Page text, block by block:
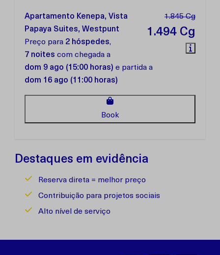
1.845 Cg
1.494 Cg
Apartamento Kenepa, Vista
Papaya Suites, Westpunt
Preço para 2 hóspedes,
7 noites com chegada a
dom 9 ago (15:00 horas) e partida a
dom 16 ago (11:00 horas)
Book
Destaques em evidência
Reserva direta = melhor preço
Contribuição para projetos sociais
Alto nível de serviço